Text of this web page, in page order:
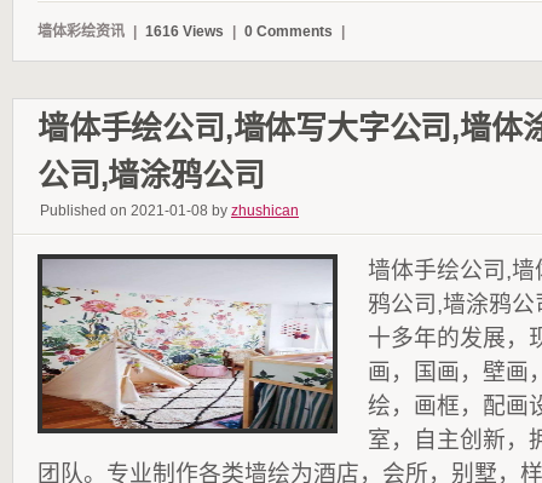
墙体彩绘资讯 1616 Views 0 Comments
墙体手绘公司,墙体写大字公司,墙体
公司,墙涂鸦公司
Published on 2021-01-08 by zhushican
墙体手绘公司,
鸦公司,墙涂鸦
十多年的发展，
画，国画，壁画
绘，画框，配画
室，自主创新，
团队。专业制作各类墙绘为酒店，会所，别墅，